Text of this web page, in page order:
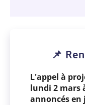
📌
L'appel à
lundi 2 mars
annoncés en